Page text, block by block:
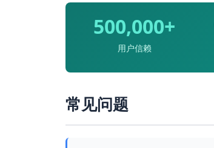
500,000+
用户信赖
常见问题